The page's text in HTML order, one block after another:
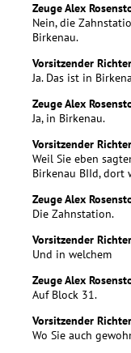
Zeuge Alex
Nein, die
Birkenau.
Vorsitzender
Ja. Das ist in
Zeuge Alex
Ja, in Birkenau.
Vorsitzender
Weil Sie eben
Birkenau BIId, dort
Zeuge Alex
Die Zahnstation.
Vorsitzender
Und in welchem
Zeuge Alex
Auf Block 31.
Vorsitzender
Wo Sie auch